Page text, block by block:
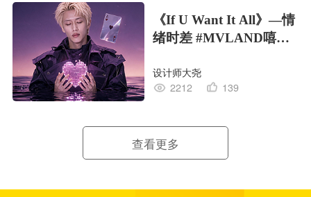
《If U Want It All》—情
绪时差 #MVLAND嘻哈
设计师大尧
2212
139
查看更多